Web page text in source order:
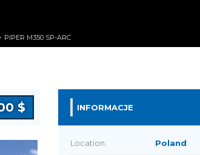
PIPER M350 SP-ARC
$ INFORMACJE
Location: Poland